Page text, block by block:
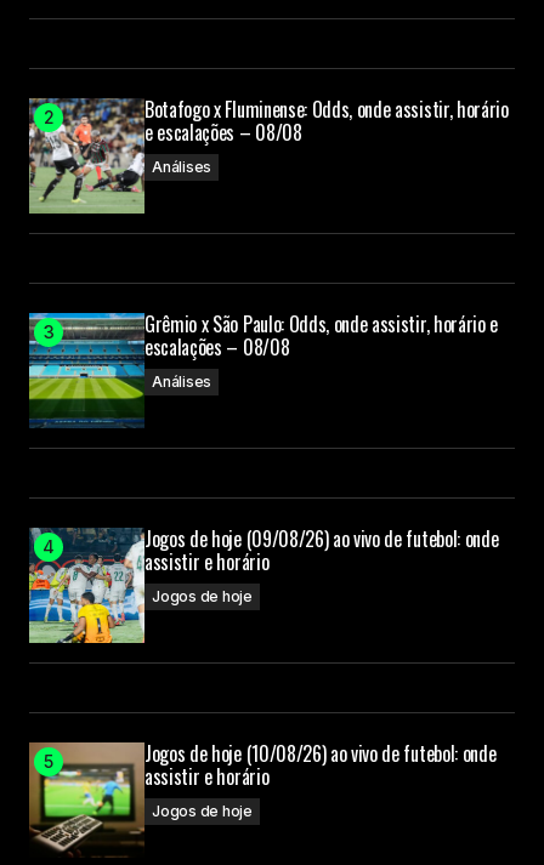
Botafogo x Fluminense: Odds, onde assistir, horário
e escalações – 08/08
Análises
Grêmio x São Paulo: Odds, onde assistir, horário e
escalações – 08/08
Análises
Jogos de hoje (09/08/26) ao vivo de futebol: onde
assistir e horário
Jogos de hoje
Jogos de hoje (10/08/26) ao vivo de futebol: onde
assistir e horário
Jogos de hoje